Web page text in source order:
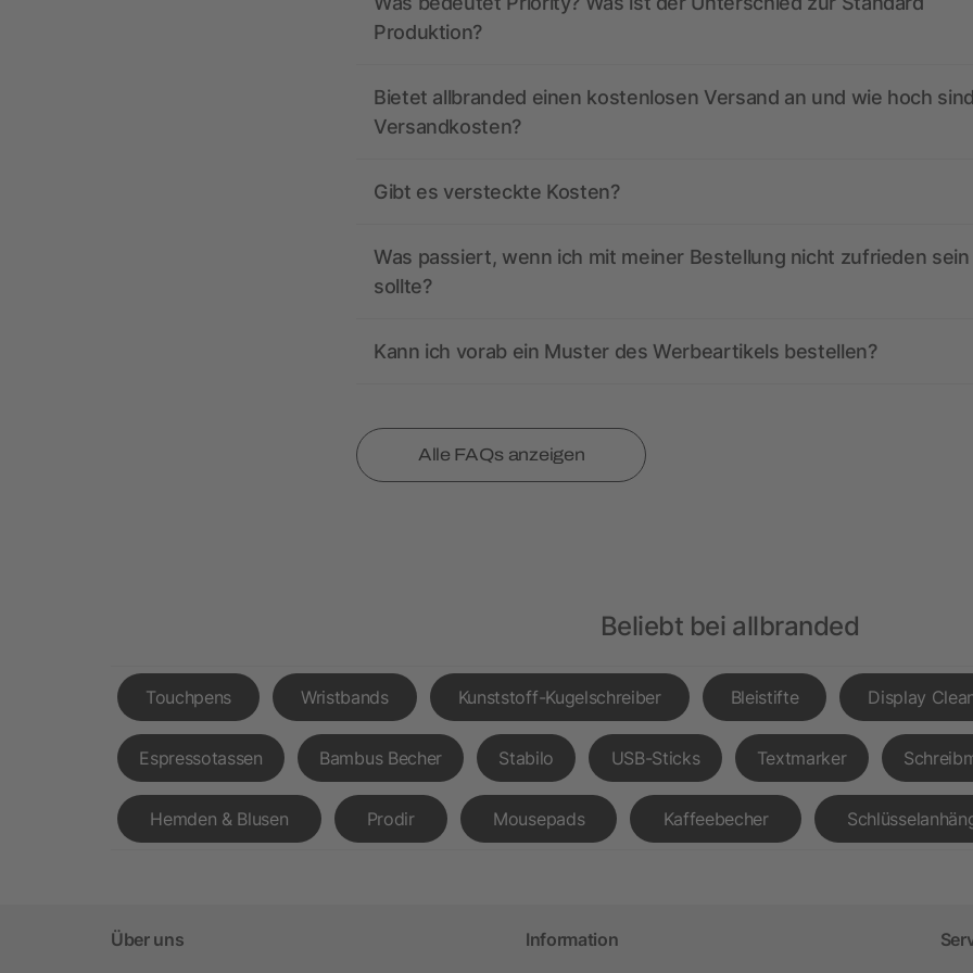
Produktion?
Bietet allbranded einen kostenlosen Versand an und wie hoch
Versandkosten?
Gibt es versteckte Kosten?
Was passiert, wenn ich mit meiner Bestellung nicht zufrieden sein
sollte?
Kann ich vorab ein Muster des Werbeartikels bestellen?
Alle FAQs anzeigen
Beliebt bei allbranded
Touchpens Wristbands Kunststoff-Kugelschreiber Bleistifte Display
Espressotassen Bambus Becher Stabilo USB-Sticks Textmarker
Hemden & Blusen Prodir Mousepads Kaffeebecher
Über uns Information